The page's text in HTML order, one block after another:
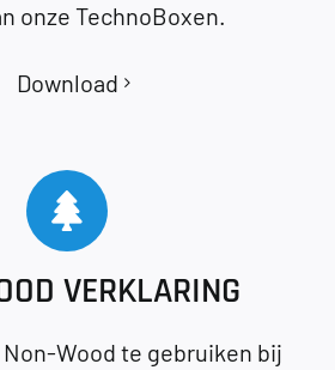
onze TechnoBoxen.
Download
VERKLARING
Wood te gebruiken bij